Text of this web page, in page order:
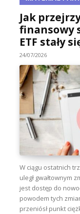
Jak
finansowy
ETF stały
24/07/2026
W ciągu ostatnich
uległ gwałtownym
jest dostęp do
powodem tych
przeniósł punkt